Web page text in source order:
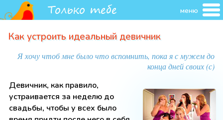
меню
Как устроить идеальный девичник
Я хочу чтоб мне было что вспомнить, пока я с мужем до
конца дней своих (с)
Девичник, как правило,
устраивается за неделю до
свадьбы, чтобы у всех было